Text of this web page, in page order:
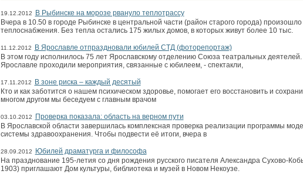
19.12.2012
В Рыбинске на морозе рвануло теплотрассу
Вчера в 10.50 в городе Рыбинске в центральной части (район старого города)
теплоснабжения. Без тепла остались 175 жилых домов, в которых живут более 10 тыс.
11.12.2012
В Ярославле отпраздновали юбилей СТД (фоторепортаж)
В этом году исполнилось 75 лет Ярославскому отделению Союза театральных деятелей.
Ярославле проходили мероприятия, связанные с юбилеем, - спектакли,
17.11.2012
В зоне риска – каждый десятый
Кто и как заботится о нашем психическом здоровье, помогает его восстановить и
многом другом мы беседуем с главным врачом
03.10.2012
Проверка показала: область на верном пути
В Ярославской области завершилась комплексная проверка реализации программы
системы здравоохра­нения. Чтобы подвести её итоги, вчера в
28.09.2012
Юбилей драматурга и философа
На празднование 195-летия со дня рождения русского писателя Александра Сухово-
1903) приглашают Дом культуры, библиотека и музей в Новом Некоузе.